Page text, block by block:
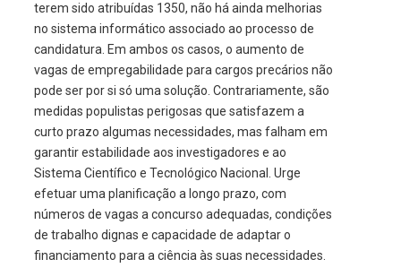
terem sido atribuídas 1350, não há ainda melhorias
no sistema informático associado ao processo de
candidatura. Em ambos os casos, o aumento de
vagas de empregabilidade para cargos precários não
pode ser por si só uma solução. Contrariamente, são
medidas populistas perigosas que satisfazem a
curto prazo algumas necessidades, mas falham em
garantir estabilidade aos investigadores e ao
Sistema Científico e Tecnológico Nacional. Urge
efetuar uma planificação a longo prazo, com
números de vagas a concurso adequadas, condições
de trabalho dignas e capacidade de adaptar o
financiamento para a ciência às suas necessidades.